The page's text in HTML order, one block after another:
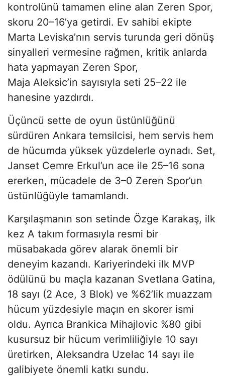
kontrolünü tamamen eline alan Zeren Spor,
skoru 20–16’ya getirdi. Ev sahibi ekipte
Marta Leviska’nın servis turunda geri dönüş
sinyalleri vermesine rağmen, kritik anlarda
hata yapmayan Zeren Spor,
Maja Aleksic’in sayısıyla seti 25–22 ile
hanesine yazdırdı.
Üçüncü sette de oyun üstünlüğünü
sürdüren Ankara temsilcisi, hem servis hem
de hücumda yüksek yüzdelerle oynadı. Set,
Janset Cemre Erkul’un ace ile 25–16 sona
ererken, mücadele de 3–0 Zeren Spor’un
üstünlüğüyle tamamlandı.
Karşılaşmanın son setinde Özge Karakaş, ilk
kez A takım formasıyla resmi bir
müsabakada görev alarak önemli bir
deneyim kazandı. Kariyerindeki ilk MVP
ödülünü bu maçla kazanan Svetlana Gatina,
18 sayı (2 Ace, 3 Blok) ve %62’lik muazzam
hücum yüzdesiyle maçın en skorer ismi
oldu. Ayrıca Brankica Mihajlovic %80 gibi
kusursuz bir hücum verimliliğiyle 10 sayı
üretirken, Aleksandra Uzelac 14 sayı ile
galibiyete önemli katkı sundu.